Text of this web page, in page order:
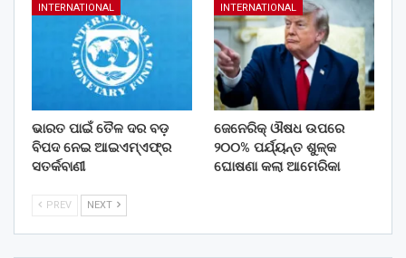
INTERNATIONAL
ଭାରତ ପାଇଁ ତୈଳ ଦର ବଡ଼
ବିପଦ ନେଇ ଆଇଏମ୍‌ଏଫ୍‌ର
ସତର୍କବାଣୀ
INTERNATIONAL
ଜେନେରିକ୍ ଔଷଧ ଉପରେ
୨୦୦% ପର୍ଯ୍ୟନ୍ତ ଶୁଳ୍କ
ଘୋଷଣା କଲା ଆମେରିକା
PREV NEXT